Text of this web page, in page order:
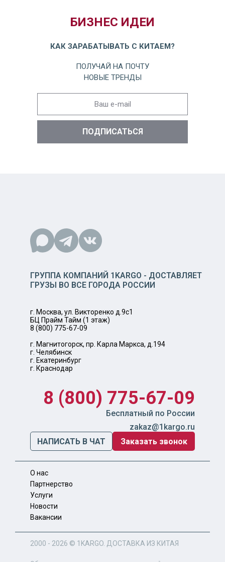
БИЗНЕС ИДЕИ
КАК ЗАРАБАТЫВАТЬ С КИТАЕМ?
ПОЛУЧАЙ НА ПОЧТУ
НОВЫЕ ТРЕНДЫ
ГРУППА КОМПАНИЙ 1KARGO - ДОСТАВЛЯЕТ
ГРУЗЫ ВО ВСЕ ГОРОДА РОССИИ
г. Москва, ул. Викторенко д.9с1
БЦ Прайм Тайм (1 этаж)
8 (800) 775-67-09
г. Магнитогорск, пр. Карла Маркса, д.194
г. Челябинск
г. Екатеринбург
г. Краснодар
8 (800) 775-67-09
Бесплатный по России
zakaz@1kargo.ru
НАПИСАТЬ В ЧАТ
Заказать звонок
О нас
Партнерство
Услуги
Новости
Вакансии
2000 - 2026 © 1KARGO. ДОСТАВКА ИЗ КИТАЯ